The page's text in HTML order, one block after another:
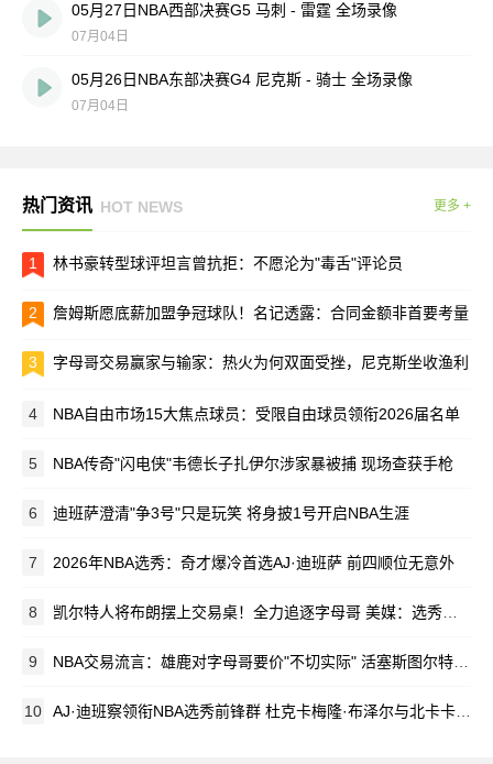
05月27日NBA西部决赛G5 马刺 - 雷霆 全场录像
07月04日
05月26日NBA东部决赛G4 尼克斯 - 骑士 全场录像
07月04日
热门资讯 HOT NEWS 更多 +
1 林书豪转型球评坦言曾抗拒：不愿沦为"毒舌"评论员
2 詹姆斯愿底薪加盟争冠球队！名记透露：合同金额非首要考量
3 字母哥交易赢家与输家：热火为何双面受挫，尼克斯坐收渔利
4 NBA自由市场15大焦点球员：受限自由球员领衔2026届名单
5 NBA传奇"闪电侠"韦德长子扎伊尔涉家暴被捕 现场查获手枪
6 迪班萨澄清"争3号"只是玩笑 将身披1号开启NBA生涯
7 2026年NBA选秀：奇才爆冷首选AJ·迪班萨 前四顺位无意外
8 凯尔特人将布朗摆上交易桌！全力追逐字母哥 美媒：选秀大会前见分晓
9 NBA交易流言：雄鹿对字母哥要价"不切实际" 活塞斯图尔特或改换门庭？
10 AJ·迪班察领衔NBA选秀前锋群 杜克卡梅隆·布泽尔与北卡卡莱布·威尔逊同登热门榜